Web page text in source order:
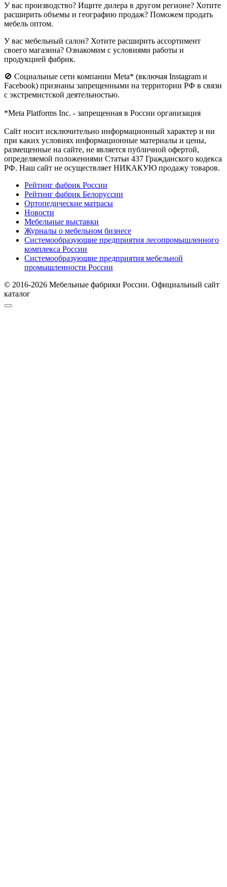
У вас производство? Ищите дилера в другом регионе? Хотите
расширить объемы и географию продаж? Поможем продать
мебель оптом.
У вас мебельный салон? Хотите расширить ассортимент
своего магазина? Ознакомим с условиями работы и
продукцией фабрик.
🚫 Социальные сети компании Meta* (включая Instagram и
Facebook) признаны запрещенными на территории РФ в связи
с экстремистской деятельностью.
*Meta Platforms Inc. - запрещенная в России организация
Cайт носит исключительно информационный характер и ни
при каких условиях информационные материалы и цены,
размещенные на сайте, не является публичной офертой,
определяемой положениями Статьи 437 Гражданского кодекса
РФ. Наш сайт не осуществляет НИКАКУЮ продажу товаров.
Рейтинг фабрик России
Рейтинг фабрик Белоруссии
Ортопедические матрасы
Новости
Мебельные выставки
Журналы о мебельном бизнесе
Системообразующие предприятия лесопромышленного
комплекса России
Системообразующие предприятия мебельной
промышленности России
© 2016-2026 Мебельные фабрики России. Официальный сайт
каталог